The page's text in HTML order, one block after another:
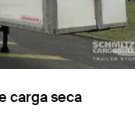
carga seca